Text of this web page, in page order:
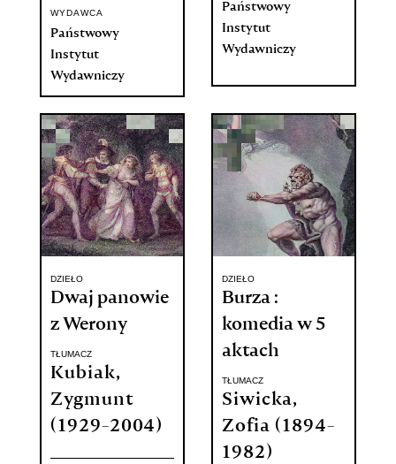
WYDAWCA
Państwowy
Instytut
Wydawniczy
Państwowy
Instytut
Wydawniczy
DZIEŁO
Dwaj panowie
z Werony
TŁUMACZ
Kubiak,
Zygmunt
(1929-2004)
DZIEŁO
Burza :
komedia w 5
aktach
TŁUMACZ
Siwicka,
Zofia (1894-
1982)